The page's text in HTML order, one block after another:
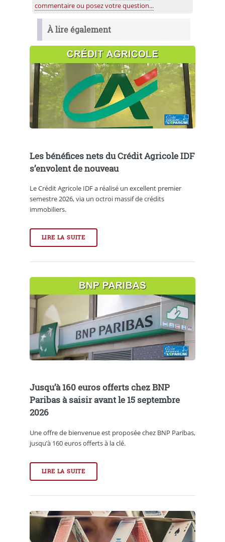
commentaire ou posez votre question...
À lire également
Les bénéfices nets du Crédit Agricole IDF
s’envolent de nouveau
Le Crédit Agricole IDF a réalisé un excellent premier
semestre 2026, via un octroi massif de crédits
immobiliers.
LIRE LA SUITE
Jusqu’à 160 euros offerts chez BNP
Paribas à saisir avant le 15 septembre
2026
Une offre de bienvenue est proposée chez BNP Paribas,
jusqu’à 160 euros offerts à la clé.
LIRE LA SUITE